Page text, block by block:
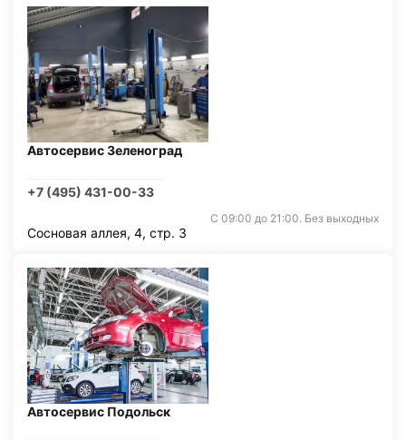
Автосервис Зеленоград
+7 (495) 431-00-33
С 09:00 до 21:00. Без выходных
Сосновая аллея, 4, стр. 3
Автосервис Подольск